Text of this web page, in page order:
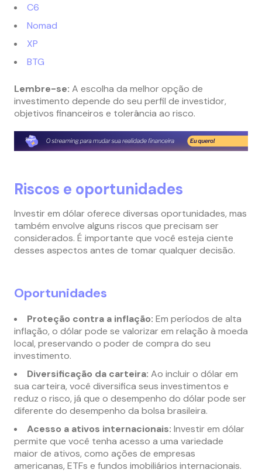
C6
Nomad
XP
BTG
Lembre-se: A escolha da melhor opção de
investimento depende do seu perfil de investidor,
objetivos financeiros e tolerância ao risco.
Riscos e oportunidades
Investir em dólar oferece diversas oportunidades, mas
também envolve alguns riscos que precisam ser
considerados. É importante que você esteja ciente
desses aspectos antes de tomar qualquer decisão.
Oportunidades
Proteção contra a inflação: Em períodos de alta
inflação, o dólar pode se valorizar em relação à moeda
local, preservando o poder de compra do seu
investimento.
Diversificação da carteira: Ao incluir o dólar em
sua carteira, você diversifica seus investimentos e
reduz o risco, já que o desempenho do dólar pode ser
diferente do desempenho da bolsa brasileira.
Acesso a ativos internacionais: Investir em dólar
permite que você tenha acesso a uma variedade
maior de ativos, como ações de empresas
americanas, ETFs e fundos imobiliários internacionais.